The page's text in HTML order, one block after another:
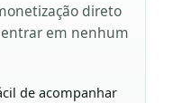
direto
em nenhum
de acompanhar